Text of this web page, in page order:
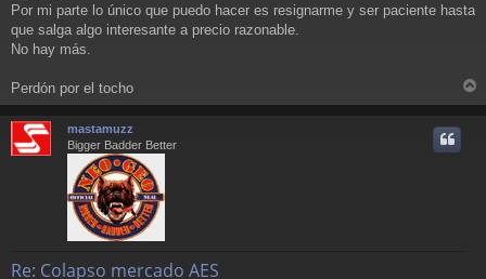
Por mi parte lo único que puedo hacer es resignarme y ser paciente hasta
que salga algo interesante a precio razonable.
No hay más.
Perdón por el tocho
r
mastamuzz
Bigger Badder Better
Re: Colapso mercado AES